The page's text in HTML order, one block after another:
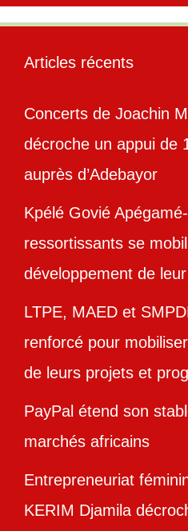
Articles récents
Concerts de Joachin
décroche un appui de
auprès d’Adebayor
Kpélé Govié
ressortissants se
développement de
LTPE, MAED et
renforcé pour
de leurs projets et
PayPal étend son
marchés africains
Entrepreneuriat
KERIM Djamila